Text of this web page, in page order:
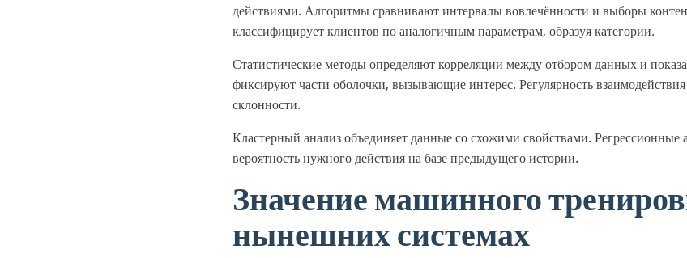
действиями. Алгоритмы сравнивают интервалы вовлечённости и выборы
классифицирует клиентов по аналогичным параметрам, образуя категории.
Статистические методы определяют корреляции между отбором данных и
фиксируют части оболочки, вызывающие интерес. Регулярность
склонности.
Кластерный анализ объединяет данные со схожими свойствами.
вероятность нужного действия на базе предыдущего истории.
Значение машинного
нынешних системах